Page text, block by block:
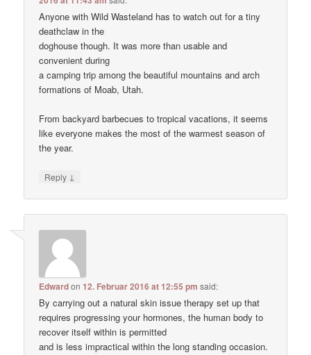
Anyone with Wild Wasteland has to watch out for a tiny
deathclaw in the
doghouse though. It was more than usable and
convenient during
a camping trip among the beautiful mountains and arch
formations of Moab, Utah.
From backyard barbecues to tropical vacations, it seems
like everyone makes the most of the warmest season of
the year.
Reply ↓
Edwardon12. Februar 2016 at 12:55 pm said:
By carrying out a natural skin issue therapy set up that
requires progressing your hormones, the human body to
recover itself within is permitted
and is less impractical within the long standing occasion.